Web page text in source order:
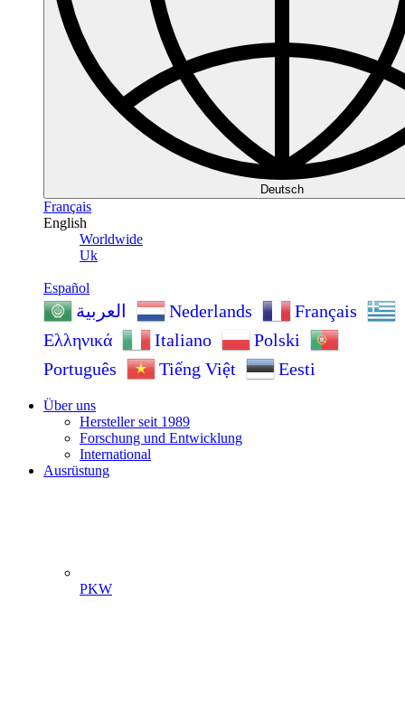
Deutsch
Français
English
Worldwide
Uk
Español
العربية Nederlands
Français
Ελληνικά
Italiano
Polski
Português
Tiếng Việt Eesti
Über uns
Hersteller seit 1989
Forschung und Entwicklung
International
Ausrüstung
PKW